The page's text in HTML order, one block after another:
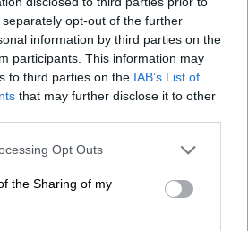
opt-out of the further
information by third parties on the
participants. This information may
to third parties on the IAB’s List of
that may further disclose it to other
app uses one or more Google
usage behaviour. You may click to
Google and its third-party tags to
specified purposes in below Google
Opt Outs
the Sharing of my
έχει ξεσπάσει τον
στην ελληνική showbiz, με